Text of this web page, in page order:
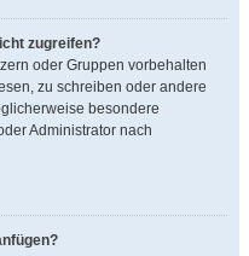
zugreifen?
oder Gruppen vorbehalten
zu schreiben oder andere
besondere
Administrator nach